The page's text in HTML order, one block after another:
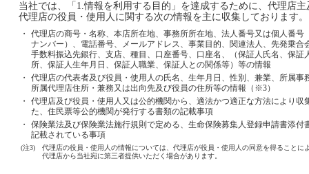
当社では、「1.情報を利用する目的」を達成するために、代理店主
代理店の役員・使用人に関する次の情報を主に収集しております。
・
代理店の商号・名称、本店所在地、事務所所在地、法人番号又は個人番号
ナンバー）、電話番号、メールアドレス、事業目的、関連法人、先発乗合
手数料振込先銀行、支店、種目、口座番号、口座名、（保証人氏名、保証
所、保証人生年月日、保証人職業、保証人との関係等）等の情報
・
代理店の代表者及び役員・使用人の氏名、生年月日、性別、兼業、所属事
所属代理店住所・兼務又は出向先及び役員の住所等の情報（※3）
・
代理店及び役員・使用人又は公的機関から、適法かつ適正な方法により収
た、住民票等公的機関が発行する書類の記載事項
・
保険業法及び保険業法施行規則で定める、生命保険募集人登録申請書添付
記載されている事項
(注3)
代理店の役員・使用人の情報については、代理店が役員・使用人の同意を得ることに
代理店から当社宛に第三者提供いただく場合があります。